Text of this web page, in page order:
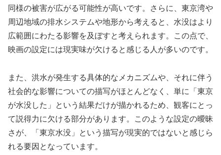
同様の被害が広がる可能性が高いです。さらに、東京湾や
周辺地域の排水システムや地形から考えると、水没はより
広範囲にわたる影響を及ぼすと考えられます。この点で、
映画の設定には現実味が欠けると感じる人が多いのです。
また、洪水が発生する具体的なメカニズムや、それに伴う
社会的な影響についての描写がほとんどなく、単に「東京
が水没した」という結果だけが描かれるため、観客にとっ
て説得力に欠ける部分があります。このような設定の曖昧
さが、「東京水没」という描写が現実的ではないと感じら
れる要因となっています。